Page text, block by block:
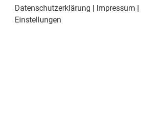
Datenschutzerklärung | Impressum |
Einstellungen